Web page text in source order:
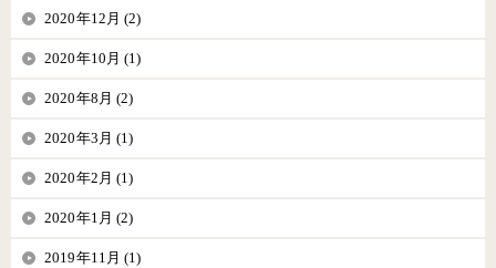
2020年12月 (2)
2020年10月 (1)
2020年8月 (2)
2020年3月 (1)
2020年2月 (1)
2020年1月 (2)
2019年11月 (1)